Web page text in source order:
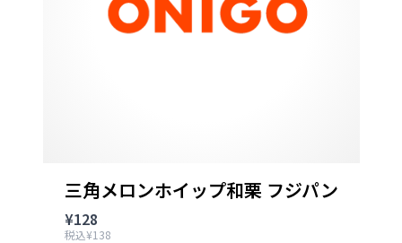
三角メロンホイップ和栗 フジパン
¥128
税込¥138